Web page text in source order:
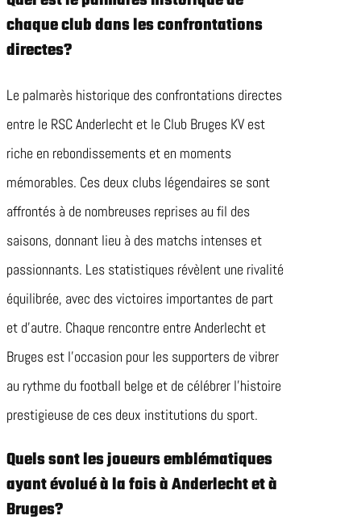
chaque club dans les confrontations
directes?
Le palmarès historique des confrontations directes
entre le RSC Anderlecht et le Club Bruges KV est
riche en rebondissements et en moments
mémorables. Ces deux clubs légendaires se sont
affrontés à de nombreuses reprises au fil des
saisons, donnant lieu à des matchs intenses et
passionnants. Les statistiques révèlent une rivalité
équilibrée, avec des victoires importantes de part
et d’autre. Chaque rencontre entre Anderlecht et
Bruges est l’occasion pour les supporters de vibrer
au rythme du football belge et de célébrer l’histoire
prestigieuse de ces deux institutions du sport.
Quels sont les joueurs emblématiques
ayant évolué à la fois à Anderlecht et à
Bruges?